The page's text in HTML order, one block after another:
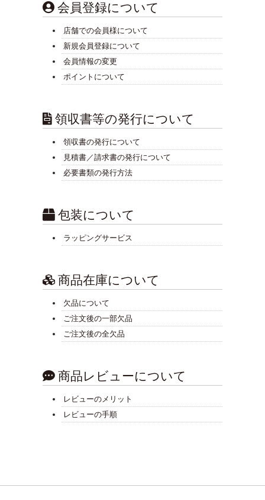
会員登録について
店舗での会員様について
新規会員登録について
会員情報の変更
ポイントについて
領収書等の発行について
領収書の発行について
見積書／請求書の発行について
必要書類の発行方法
包装について
ラッピングサービス
商品在庫について
欠品について
ご注文後の一部欠品
ご注文後の全欠品
商品レビューについて
レビューのメリット
レビューの手順